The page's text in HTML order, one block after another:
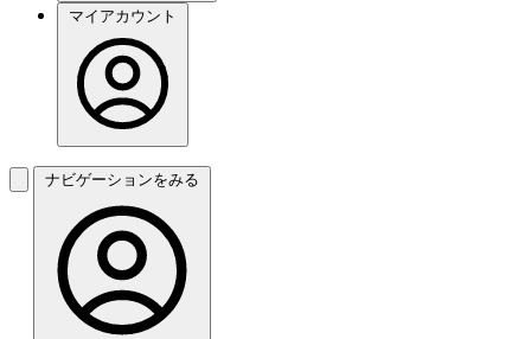
マイアカウント
ナビゲーションをみる